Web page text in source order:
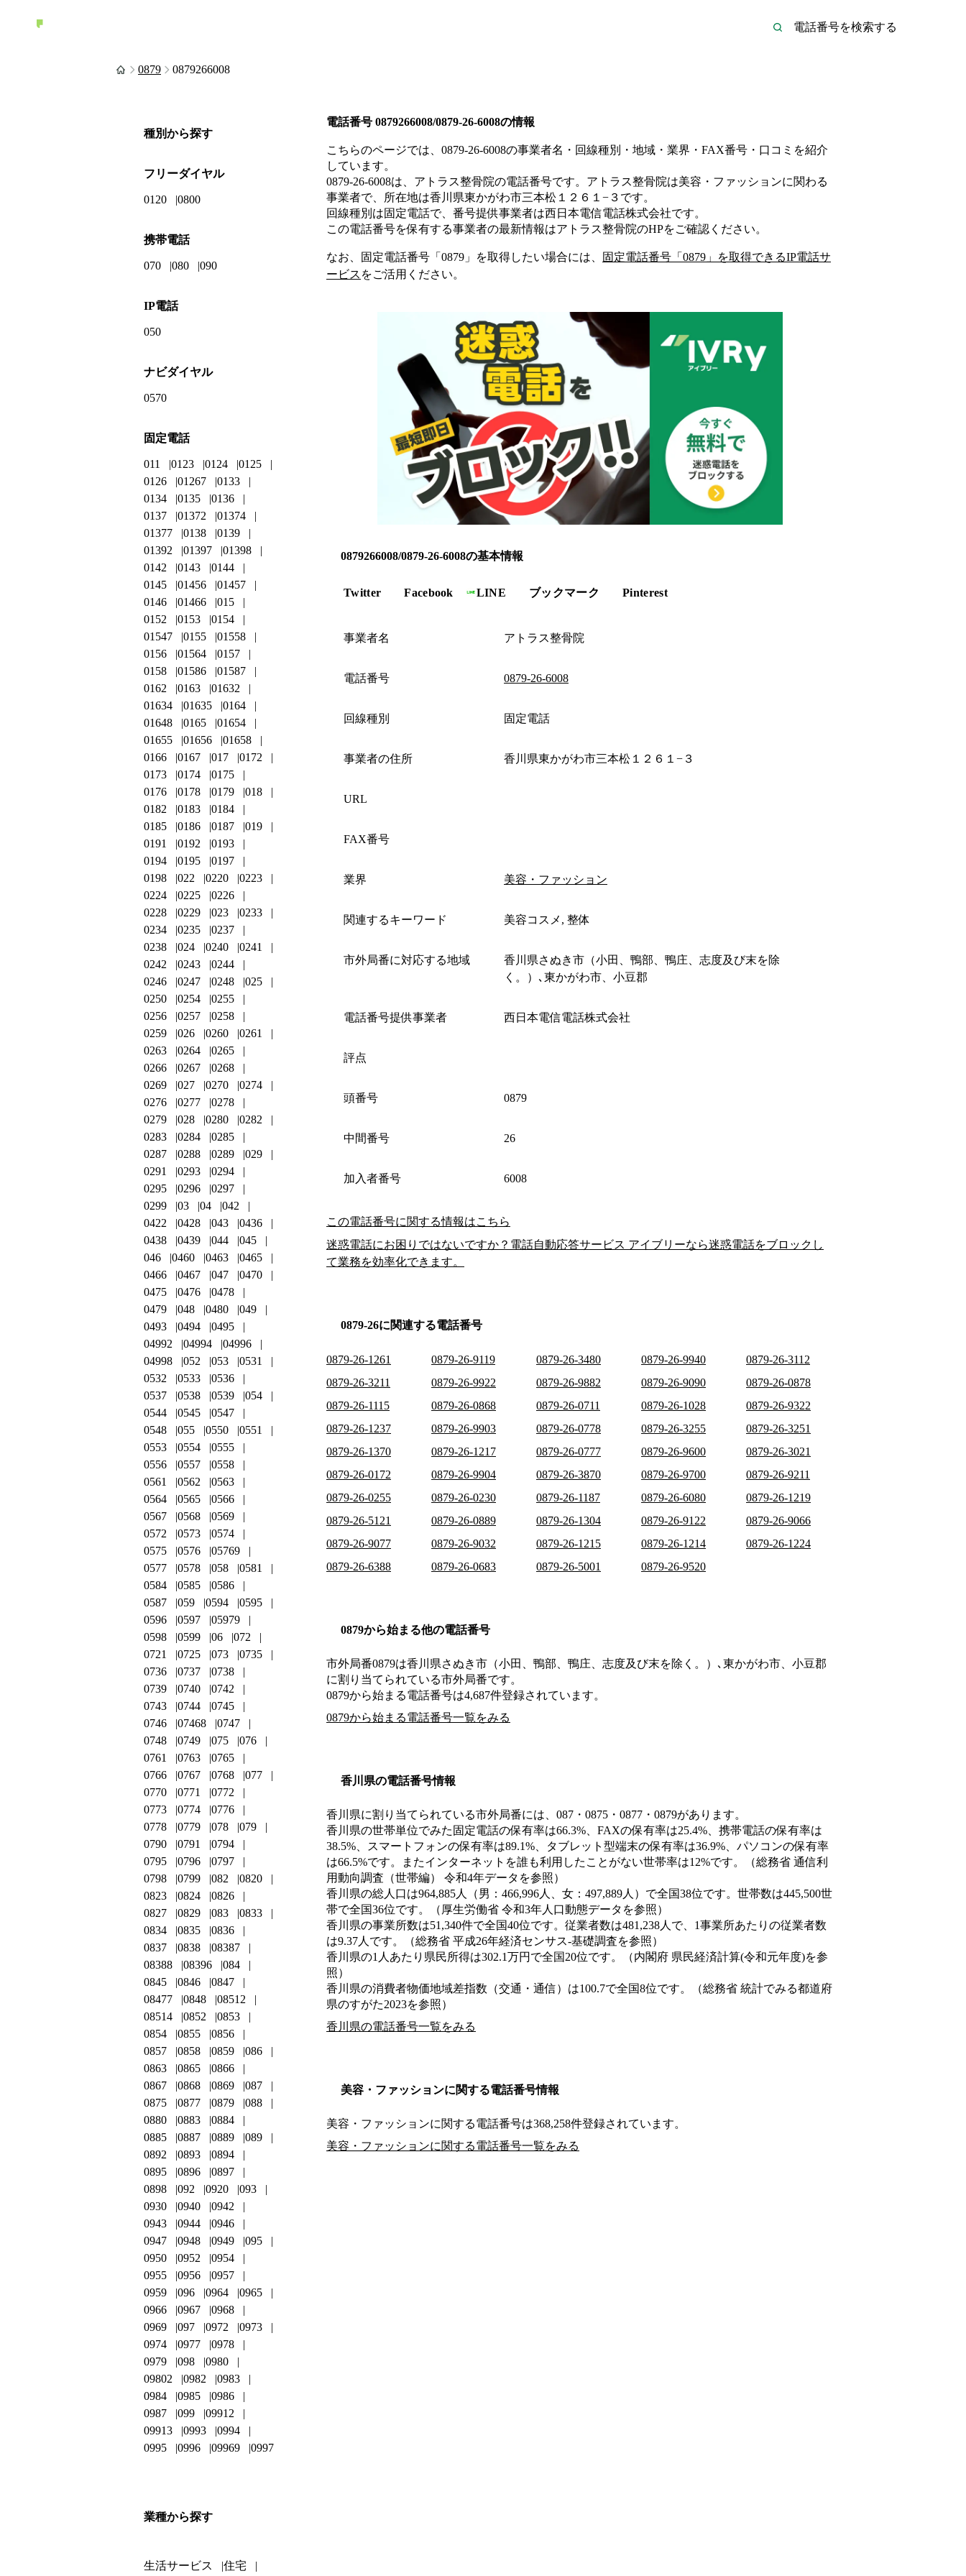
0879 0879266008
電話番号 0879266008/0879-26-6008の情報
こちらのページでは、 0879-26-6008の事業者名・回線種別・地域・業界・FAX番号・口コミを紹介
しています。
0879-26-6008は、 アトラス整骨院の電話番号です。 アトラス整骨院は美容・ファッションに関わる
事業者で、所在地は香川県東かがわ市三本松１２６１−３ です。
回線種別は固定電話で、番号提供事業者は西日本電信電話株式会社です。
この電話番号を保有する事業者の最新情報はアトラス整骨院のHPをご確認ください。
なお、固定電話番号「 0879 」を取得したい場合には、 固定電話番号「 0879 」を取得できるIP電話サ
ービス をご活用ください。
0879266008/0879-26-6008の基本情報
Twitter Facebook LINE ブックマーク Pinterest
事業者名 アトラス整骨院
電話番号 0879-26-6008
回線種別 固定電話
事業者の住所 香川県東かがわ市三本松１２６１−３
URL
FAX番号
業界 美容・ファッション
関連するキーワード 美容コスメ, 整体
市外局番に対応する地域
香川県さぬき市（小田、鴨部、鴨庄、志度及び末を除
く。）､東かがわ市、小豆郡
電話番号提供事業者 西日本電信電話株式会社
評点
頭番号 0879
中間番号 26
加入者番号 6008
この電話番号に関する情報はこちら
迷惑電話にお困りではないですか？電話自動応答サービス アイブリーなら迷惑電話をブロックし
て業務を効率化できます。
0879-26に関連する電話番号
0879-26-1261 0879-26-9119 0879-26-3480 0879-26-9940
0879-26-3112
0879-26-3211
0879-26-9922 0879-26-9882 0879-26-9090
0879-26-0878
0879-26-1115
0879-26-0868 0879-26-0711 0879-26-1028
0879-26-9322
0879-26-1237
0879-26-9903 0879-26-0778 0879-26-3255
0879-26-3251
0879-26-1370
0879-26-1217 0879-26-0777 0879-26-9600
0879-26-3021
0879-26-0172
0879-26-9904 0879-26-3870 0879-26-9700
0879-26-9211
0879-26-0255
0879-26-0230 0879-26-1187 0879-26-6080
0879-26-1219
0879-26-5121
0879-26-0889 0879-26-1304 0879-26-9122
0879-26-9066
0879-26-9077
0879-26-9032 0879-26-1215 0879-26-1214
0879-26-1224
0879-26-6388
0879-26-0683 0879-26-5001 0879-26-9520
0879から始まる他の電話番号
市外局番0879は香川県さぬき市（小田、鴨部、鴨庄、志度及び末を除く。）､東かがわ市、小豆郡
に割り当てられている市外局番です。
0879から始まる電話番号は4,687件登録されています。
0879から始まる電話番号一覧をみる
香川県の電話番号情報
香川県に割り当てられている市外局番には、087・0875・0877・0879があります。
香川県の世帯単位でみた固定電話の保有率は66.3%、FAXの保有率は25.4%、携帯電話の保有率は
38.5%、スマートフォンの保有率は89.1%、タブレット型端末の保有率は36.9%、パソコンの保有率
は66.5%です。またインターネットを誰も利用したことがない世帯率は12%です。（総務省 通信利
用動向調査（世帯編） 令和4年データを参照）
香川県の総人口は964,885人（男：466,996人、女：497,889人）で全国38位です。世帯数は445,500世
帯で全国36位です。（厚生労働省 令和3年人口動態データを参照）
香川県の事業所数は51,340件で全国40位です。従業者数は481,238人で、1事業所あたりの従業者数
は9.37人です。（総務省 平成26年経済センサス‐基礎調査を参照）
香川県の1人あたり県民所得は302.1万円で全国20位です。（内閣府 県民経済計算(令和元年度)を参
照）
香川県の消費者物価地域差指数（交通・通信）は100.7で全国8位です。（総務省 統計でみる都道府
県のすがた2023を参照）
香川県の電話番号一覧をみる
美容・ファッションに関する電話番号情報
美容・ファッションに関する電話番号は368,258件登録されています。
美容・ファッションに関する電話番号一覧をみる
種別から探す
フリーダイヤル
0120 0800
携帯電話
070 080 090
IP電話
050
ナビダイヤル
0570
固定電話
011 0123 0124
0125
0126
01267
0133
0134
0135
0136
0137
01372
01374
01377
0138
0139
01392
01397
01398
0142
0143
0144
0145
01456
01457
0146
01466
015
0152
0153
0154
01547
0155
01558
0156
01564
0157
0158
01586
01587
0162
0163
01632
01634
01635
0164
01648
0165
01654
01655
01656
01658
0166
0167 017
0172
0173
0174
0175
0176
0178 0179
018
0182
0183
0184
0185
0186 0187
019
0191
0192
0193
0194
0195
0197
0198
022 0220
0223
0224
0225
0226
0228
0229 023
0233
0234
0235
0237
0238
024 0240
0241
0242
0243
0244
0246
0247 0248
025
0250
0254
0255
0256
0257
0258
0259
026 0260
0261
0263
0264
0265
0266
0267
0268
0269
027 0270
0274
0276
0277
0278
0279
028 0280
0282
0283
0284
0285
0287
0288 0289
029
0291
0293
0294
0295
0296
0297
0299
03 04
042
0422
0428 043
0436
0438
0439 044
045
046
0460 0463
0465
0466
0467 047
0470
0475
0476
0478
0479
048 0480
049
0493
0494
0495
04992
04994
04996
04998
052 053
0531
0532
0533
0536
0537
0538 0539
054
0544
0545
0547
0548
055 0550
0551
0553
0554
0555
0556
0557
0558
0561
0562
0563
0564
0565
0566
0567
0568
0569
0572
0573
0574
0575
0576
05769
0577
0578 058
0581
0584
0585
0586
0587
059 0594
0595
0596
0597
05979
0598
0599 06
072
0721
0725 073
0735
0736
0737
0738
0739
0740
0742
0743
0744
0745
0746
07468
0747
0748
0749 075
076
0761
0763
0765
0766
0767 0768
077
0770
0771
0772
0773
0774
0776
0778
0779 078
079
0790
0791
0794
0795
0796
0797
0798
0799 082
0820
0823
0824
0826
0827
0829 083
0833
0834
0835
0836
0837
0838
08387
08388
08396
084
0845
0846
0847
08477
0848
08512
08514
0852
0853
0854
0855
0856
0857
0858 0859
086
0863
0865
0866
0867
0868 0869
087
0875
0877 0879
088
0880
0883
0884
0885
0887 0889
089
0892
0893
0894
0895
0896
0897
0898
092 0920
093
0930
0940
0942
0943
0944
0946
0947
0948 0949
095
0950
0952
0954
0955
0956
0957
0959
096 0964
0965
0966
0967
0968
0969
097 0972
0973
0974
0977
0978
0979
098
0980
09802
0982
0983
0984
0985
0986
0987
099
09912
09913
0993
0994
0995
0996 09969 0997
業種から探す
生活サービス 住宅